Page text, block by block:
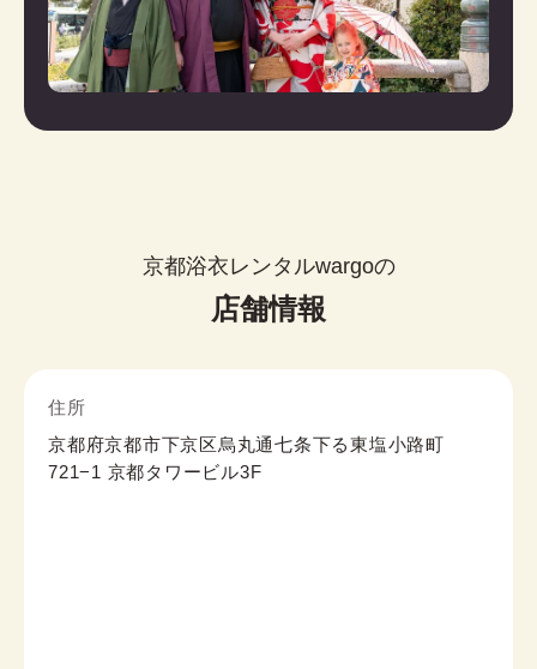
京都浴衣レンタルwargoの
店舗情報
住所
京都府京都市下京区烏丸通七条下る東塩小路町
721−1 京都タワービル3F